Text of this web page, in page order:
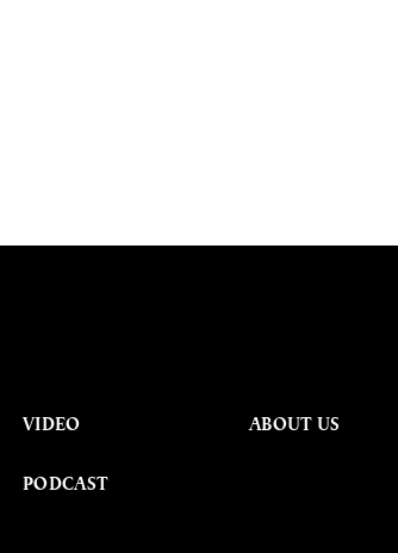
VIDEO
PODCAST
ABOUT US